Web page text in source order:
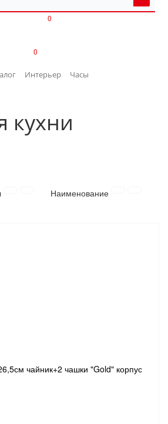
МАТЕРИАЛЫ
ИНВЕНТАРЬ
0
0
Интерьер
Часы
кухни
Наименование
чайник+2 чашки "Gold" корпус